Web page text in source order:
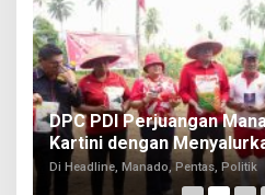
DPC PDI Perjuangan
Kartini dengan
Di Headline, Manado, Pentas, Politik